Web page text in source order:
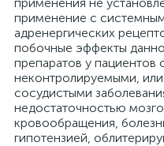
применение с
адренергических
побочные эффекты
препаратов у пациентов
неконтролируемыми,
сосудистыми
недостаточностью
кровообращения,
гипотензией,